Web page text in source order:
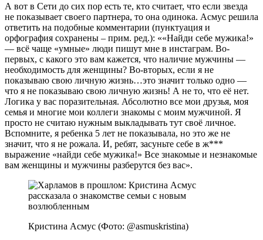
А вот в Сети до сих пор есть те, кто считает, что если звезда
не показывает своего партнера, то она одинока. Асмус решила
ответить на подобные комментарии (пунктуация и
орфография сохранены – прим. ред.): ««Найди себе мужика!»
— всё чаще «умные» люди пишут мне в инстаграм. Во-
первых, с какого это вам кажется, что наличие мужчины —
необходимость для женщины? Во-вторых, если я не
показываю свою личную жизнь…это значит только одно —
что я не показываю свою личную жизнь! А не то, что её нет.
Логика у вас поразительная. Абсолютно все мои друзья, моя
семья и многие мои коллеги знакомы с моим мужчиной. Я
просто не считаю нужным выкладывать тут своё личное.
Вспомните, я ребенка 5 лет не показывала, но это же не
значит, что я не рожала. И, ребят, засуньте себе в ж***
выражение «найди себе мужика!» Все знакомые и незнакомые
вам женщины и мужчины разберутся без вас».
Кристина Асмус (Фото: @asmuskristina)